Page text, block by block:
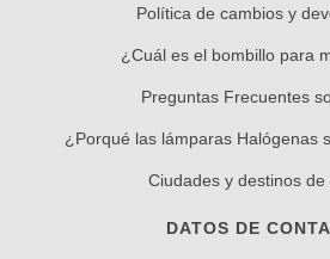
Política de cambios y
¿Cuál es el bombillo para
Preguntas Frecuentes
¿Porqué las lámparas Halógenas
Ciudades y destinos de
DATOS DE